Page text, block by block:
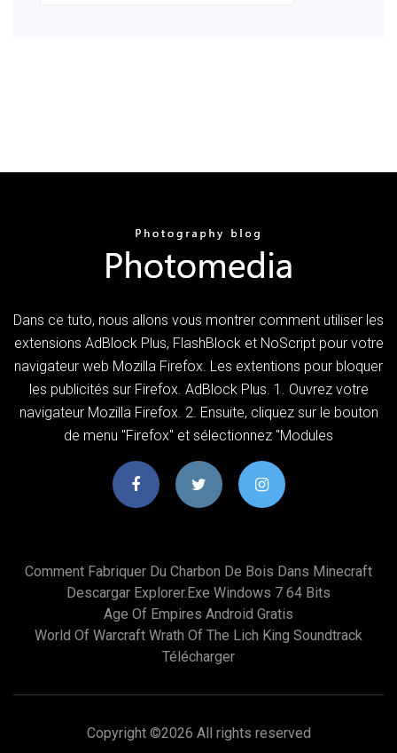
Dans ce tuto, nous allons vous montrer comment utiliser les
extensions AdBlock Plus, FlashBlock et NoScript pour votre
navigateur web Mozilla Firefox. Les extentions pour bloquer
les publicités sur Firefox. AdBlock Plus. 1. Ouvrez votre
navigateur Mozilla Firefox. 2. Ensuite, cliquez sur le bouton
de menu "Firefox" et sélectionnez "Modules
Comment Fabriquer Du Charbon De Bois Dans Minecraft
Descargar Explorer.exe Windows 7 64 Bits
Age Of Empires Android Gratis
World Of Warcraft Wrath Of The Lich King Soundtrack
Télécharger
Copyright ©2026 All rights reserved